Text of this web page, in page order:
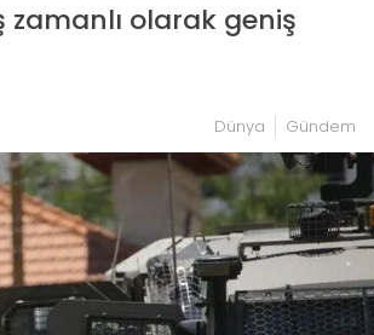
zamanlı olarak geniş
Dünya Gündem